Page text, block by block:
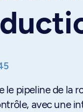
le pipeline de la
avec une